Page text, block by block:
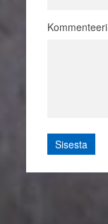
Kommenteeri